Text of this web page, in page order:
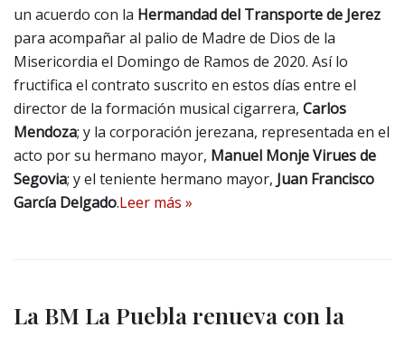
un acuerdo con la Hermandad del Transporte de Jerez
para acompañar al palio de Madre de Dios de la
Misericordia el Domingo de Ramos de 2020. Así lo
fructifica el contrato suscrito en estos días entre el
director de la formación musical cigarrera, Carlos
Mendoza; y la corporación jerezana, representada en el
acto por su hermano mayor, Manuel Monje Virues de
Segovia; y el teniente hermano mayor, Juan Francisco
García Delgado.Leer más »
La BM La Puebla renueva con la